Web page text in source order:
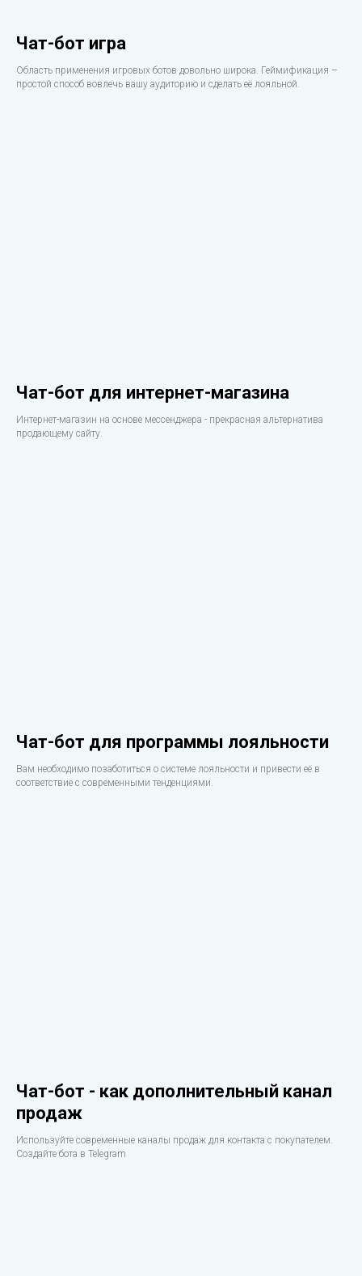
Чат-бот игра
Область применения игровых ботов довольно широка. Геймификация –
простой способ вовлечь вашу аудиторию и сделать её лояльной.
Чат-бот для интернет-магазина
Интернет-магазин на основе мессенджера - прекрасная альтернатива
продающему сайту.
Чат-бот для программы лояльности
Вам необходимо позаботиться о системе лояльности и привести её в
соответствие с современными тенденциями.
Чат-бот - как дополнительный канал
продаж
Используйте современные каналы продаж для контакта с покупателем.
Создайте бота в Telegram